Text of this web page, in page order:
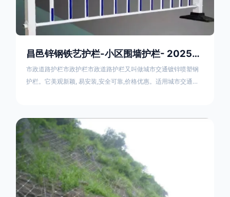
昌邑锌钢铁艺护栏-小区围墙护栏- 2025年17631598285新报价
市政道路护栏市政护栏市政道路护栏又叫做城市交通镀锌喷塑钢
护栏。它美观新颖, 易安装,安全可靠,价格优惠。适用城市交通要
隔离栏，市政道路隔离护栏，人行道路护栏，机动与非机动隔离
护栏、道路中心隔离护栏、带广告牌道路隔离护栏、河道安全护
栏、草坪花坛护栏等市政道路隔离护栏规格齐全、品种多，可以
任